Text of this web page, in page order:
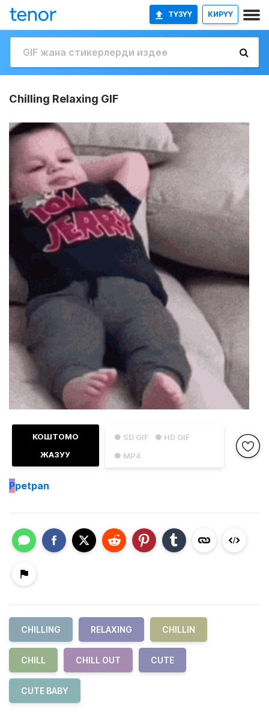
ТҮЗҮҮ КИРҮҮ
Chilling Relaxing GIF
● SD GIF
● HD GIF
● MP4
КОШТОМО
ЖАЗУУ
Ppetpan
CHILLING RELAXING CHILLIN
CHILL CHILL OUT CUTE
CUTE BABY